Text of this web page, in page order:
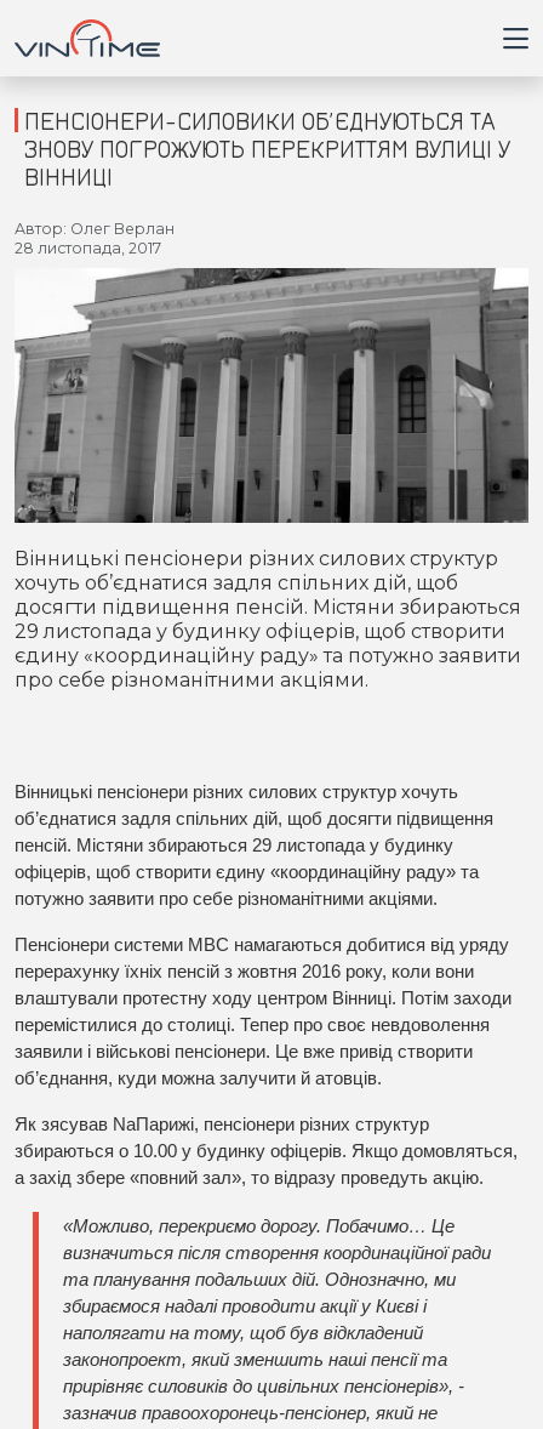
Головна
Війна
Новини
Кримінал
Здоров'я
Приватна думка
В кулуарах
Місто
Життя
Відео
Партнери
Спорт
Історія
Футбол
Контакти
Підписатись на нас у Telegram
ПЕНСІОНЕРИ-СИЛОВИКИ ОБ’ЄДНУЮТЬСЯ ТА
ЗНОВУ ПОГРОЖУЮТЬ ПЕРЕКРИТТЯМ ВУЛИЦІ У
ВІННИЦІ
Автор: Олег Верлан
28 листопада, 2017
Вінницькі пенсіонери різних силових структур
хочуть об’єднатися задля спільних дій, щоб
досягти підвищення пенсій. Містяни збираються
29 листопада у будинку офіцерів, щоб створити
єдину «координаційну раду» та потужно заявити
про себе різноманітними акціями.
Вінницькі пенсіонери різних силових структур хочуть
об’єднатися задля спільних дій, щоб досягти підвищення
пенсій. Містяни збираються 29 листопада у будинку
офіцерів, щоб створити єдину «координаційну раду» та
потужно заявити про себе різноманітними акціями.
Пенсіонери системи МВС намагаються добитися від уряду
перерахунку їхніх пенсій з жовтня 2016 року, коли вони
влаштували протестну ходу центром Вінниці. Потім заходи
перемістилися до столиці. Тепер про своє невдоволення
заявили і військові пенсіонери. Це вже привід створити
об’єднання, куди можна залучити й атовців.
Як зясував NaПарижі, пенсіонери різних структур
збираються о 10.00 у будинку офіцерів. Якщо домовляться,
а захід збере «повний зал», то відразу проведуть акцію.
«Можливо, перекриємо дорогу. Побачимо… Це
визначиться після створення координаційної ради
та планування подальших дій. Однозначно, ми
збираємося надалі проводити акції у Києві і
наполягати на тому, щоб був відкладений
законопроект, який зменшить наші пенсії та
прирівняє силовиків до цивільних пенсіонерів», -
зазначив правоохоронець-пенсіонер, який не